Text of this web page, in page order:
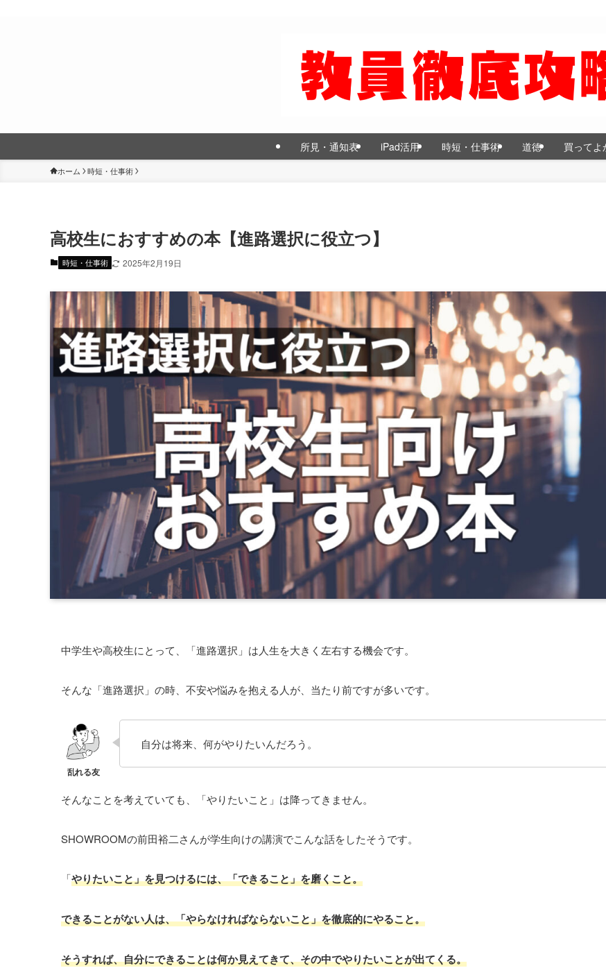
所見・通知表 iPad活用 時短・仕事術 道徳 買ってよ
ホーム 時短・仕事術
高校生におすすめの本【進路選択に役立つ】
時短・仕事術 2025年2月19日
中学生や高校生にとって、「進路選択」は人生を大きく左右する機会です。
そんな「進路選択」の時、不安や悩みを抱える人が、当たり前ですが多いです。
自分は将来、何がやりたいんだろう。
そんなことを考えていても、「やりたいこと」は降ってきません。
SHOWROOMの前田裕二さんが学生向けの講演でこんな話をしたそうです。
「やりたいこと」を見つけるには、「できること」を磨くこと。
できることがない人は、「やらなければならないこと」を徹底的にやること。
そうすれば、自分にできることは何か見えてきて、その中でやりたいことが出てくる。